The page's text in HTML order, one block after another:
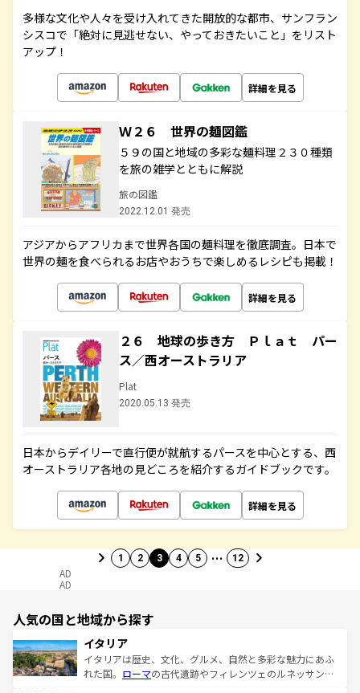
多様な文化や人々を受け入れてきた開放的な都市、サンフラン
シスコで「絶対に見逃せない、やっておきたいこと」をリスト
アップ！
詳細を見る
Ｗ２６ 世界の麺図鑑
５９の国と地域の多彩な麺料理２３０種類
を旅の雑学とともに解説
旅の図鑑
2022.12.01 発売
アジアからアフリカまで世界各国の麺料理を徹底調査。日本で
世界の麺を食べられるお店やおうちで楽しめるレシピも掲載！
詳細を見る
２６ 地球の歩き方 Ｐｌａｔ パー
ス／西オーストラリア
Plat
2020.05.13 発売
日本からデイリーで直行便が就航するパースを中心とする、西
オーストラリア各地の見どころを紹介するガイドブックです。
詳細を見る
1 2 3 4 5 … 12
AD
AD
人気の国と地域から探す
イタリア
イタリアは歴史、文化、グルメ、自然と多彩な魅力にあふ
れた国。 ローマの古代遺跡やフィレンツェのルネッサンス